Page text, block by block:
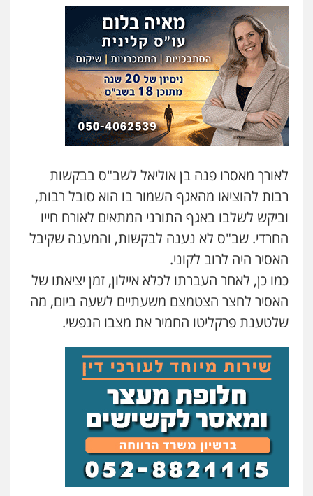
0509230800
משרד עורכי דין פארס פלאח
פלילי צבאי צווארון לבן והונאה ביטוח לאומי
0549911449
עו"ד יניב זוסמן
פלילי כלכלי פשיעה חמורה מעצרים
0525199949
עו"ד אסף גונן
פלילי פשע חמור תעבורה צבא מעצרים
וחקירות
0542255161
גל דהן – משרד עורך דין פלילי
פלילי פשיעה חמורה סמים מעצרים
וחקירות
עו"ד ראוף נג'אר
פלילי עורכי דין לענייני אסירים
סמים רכוש
0548009246
עו"ד אלון ארז
פלילי צבאי סמים אלימות במשפחה
לבן
לאורך מאסרו פנה בן אוליאל לשב"ס בבקשות
רבות להוציאו מהאגף השמור בו הוא סובל רבות,
וביקש לשלבו באגף התורני המתאים לאורח חייו
החרדי. שב"ס לא נענה לבקשות, והמענה שקיבל
האסיר היה לרוב לקוני.
כמו כן, לאחר העברתו לכלא איילון, זמן יציאתו של
האסיר לחצר הצטמצם משעתיים לשעה ביום, מה
שלטענת פרקליטו החמיר את מצבו הנפשי.